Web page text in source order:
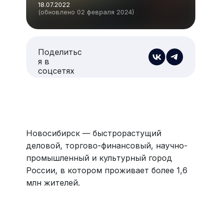
18.07.2022
(обновлено 02 февраля 2024)
Поделитьс
я в
соцсетях
Новосибирск — быстрорастущий
деловой, торгово-финансовый, научно-
промышленный и культурный город
России, в котором проживает более 1,6
млн жителей.